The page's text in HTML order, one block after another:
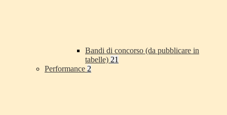
Bandi di concorso (da pubblicare in
tabelle) 21
Performance 2